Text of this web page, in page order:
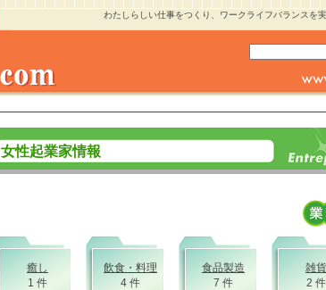
わたしらしい仕事をつくり、ワークライフバランスを
女性起業家情報
癒し
1 件
飲食・料理
4 件
食品製造
7 件
雑貨
2 件